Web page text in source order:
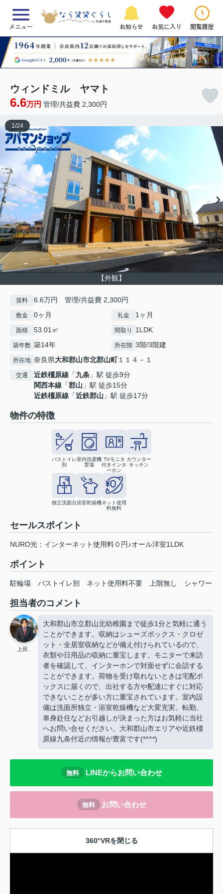
メニュー お知らせ お気に入り 閲覧履歴
ウィンドミル ヤマト
6.6万円 管理/共益費 2,300円
【外観】
1/24
賃料 6.6万円 管理/共益費 2,300円
敷金 0ヶ月 礼金 1ヶ月
面積 53.01㎡ 間取り 1LDK
築年数 築14年 所在階 3階/3階建
所在地 奈良県大和郡山市北郡山町１１４－１
交通 近鉄橿原線 「九条 」駅 徒歩9分
関西本線 「郡山 」駅 徒歩15分
近鉄橿原線 「近鉄郡山 」駅 徒歩17分
物件の特徴
バストイレ
別
室内洗濯機
置場
TVモニタ
付きインタ
ーホン
カウンター
キッチン
独立洗面台浴室乾燥機ネット使用
料無料
セールスポイント
NURO光：インターネット使用料０円♪オール洋室1LDK
ポイント
駐輪場 バストイレ別 ネット使用料不要 上階無し シャワー
担当者のコメント
上田 .
大和郡山市立郡山北幼稚園まで徒歩1分と気軽に通う
ことができます。収納はシューズボックス・クロゼ
ット・全居室収納などが備え付けられているので、
衣類や日用品の収納に重宝します。モニターで来訪
者を確認して、インターホンで対面せずに会話する
ことができます。荷物を受け取れないときは宅配ボ
ックスに届くので、出社する方や配達にすぐに対応
できないことが多い方に重宝されています。室内設
備は洗面所独立・浴室乾燥機など大変充実。転勤、
単身赴任などお引越しが決まった方はお気軽に当社
へお問い合せください。大和郡山市エリアや近鉄橿
原線九条付近の情報が豊富です(*^^*)
無料 LINEからお問い合わせ
無料 お問い合わせ
360°VRを閉じる